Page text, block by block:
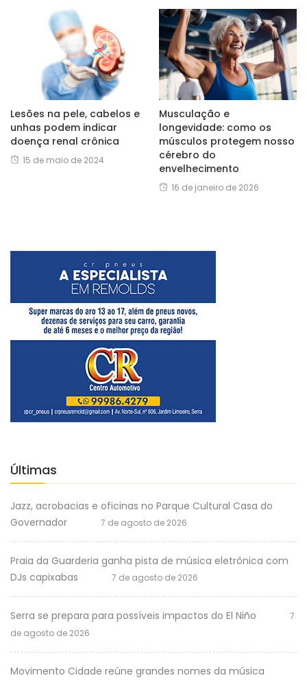
Lesões na pele, cabelos e
unhas podem indicar
doença renal crônica
15 de maio de 2024
Musculação e
longevidade: como os
músculos protegem nosso
cérebro do
envelhecimento
16 de janeiro de 2026
Últimas
Jazz, acrobacias e oficinas no Parque Cultural Casa do
Governador
7 de agosto de 2026
Praia da Guarderia ganha pista de música eletrônica com
DJs capixabas
7 de agosto de 2026
Serra se prepara para possíveis impactos do El Niño
7
de agosto de 2026
Movimento Cidade reúne grandes nomes da música